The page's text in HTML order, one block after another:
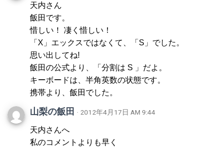
天内さん
飯田です。
惜しい！ 凄く惜しい！
「X」エックスではなくて、「S」でした。
思い出してね!
飯田の公式より、「分割は S 」だよ。
キーボードは、半角英数の状態です。
携帯より、飯田でした。
山梨の飯田 · 2012年4月17日 AM 9:44
天内さんへ
私のコメントよりも早く